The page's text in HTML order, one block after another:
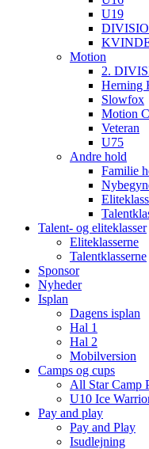
U19
Motion
2.
Herning
Slowfox
Motion
Veteran
U75
Andre hold
Familie
Talent- og eliteklasser
Eliteklasserne
Talentklasserne
Sponsor
Nyheder
Isplan
Dagens isplan
Hal 1
Hal 2
Mobilversion
Camps og cups
All Star Camp
U10 Ice
Pay and play
Pay and Play
Isudlejning